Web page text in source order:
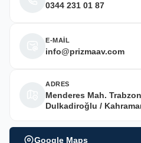
0344 231 01 87
E-MAİL
info@prizmaav.com
ADRES
Menderes Mah.
Dulkadiroğlu /
Google Maps